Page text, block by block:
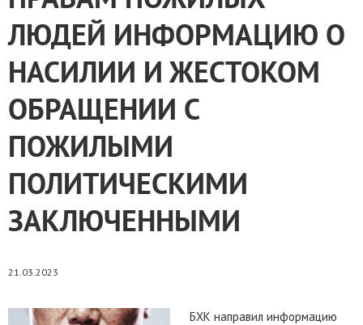
ЛЮДЕЙ ИНФОРМАЦИЮ О
НАСИЛИИ И ЖЕСТОКОМ
ОБРАЩЕНИИ С
ПОЖИЛЫМИ
ПОЛИТИЧЕСКИМИ
ЗАКЛЮЧЕННЫМИ
21.03.2023
БХК направил информацию